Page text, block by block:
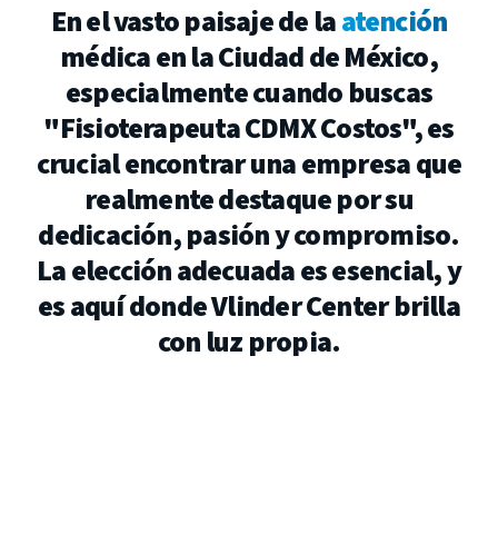
Enelvastopaisajedelaatención
médicaenlaCiudaddeMéxico,
especialmentecuandobuscas
"FisioterapeutaCDMXCostos",es
crucialencontrarunaempresaque
realmentedestaqueporsu
dedicación,pasiónycompromiso.
Laelecciónadecuadaesesencial,y
esaquídondeVlinderCenterbrilla
conluzpropia.